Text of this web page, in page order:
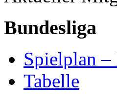
Bundesliga
Spielplan –
Tabelle